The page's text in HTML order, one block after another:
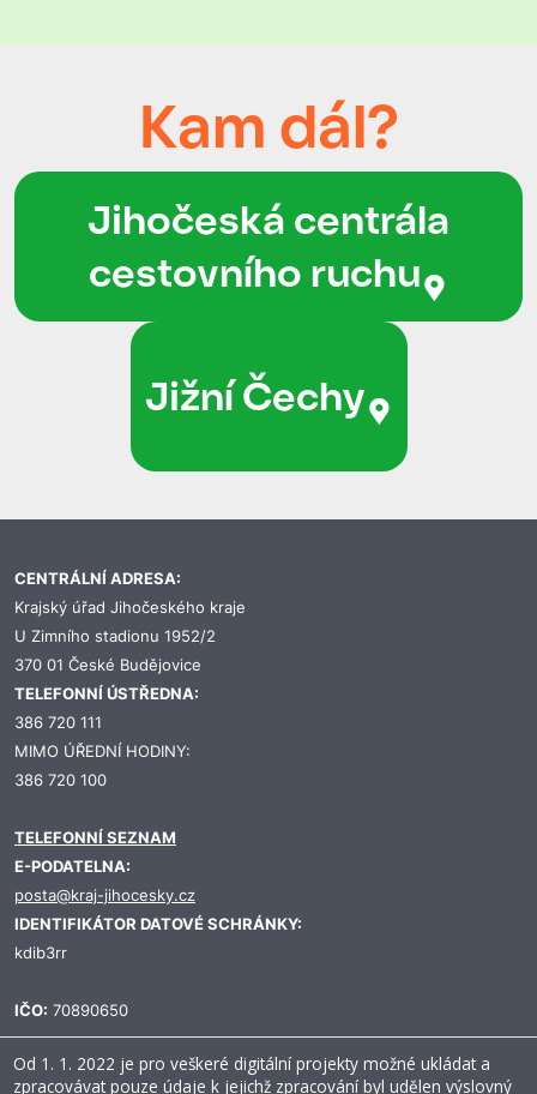
Kam dál?
Jihočeská centrála
cestovního ruchu
Jižní Čechy
CENTRÁLNÍ ADRESA:
Krajský úřad Jihočeského kraje
U Zimního stadionu 1952/2
370 01 České Budějovice
TELEFONNÍ ÚSTŘEDNA:
386 720 111
MIMO ÚŘEDNÍ HODINY:
386 720 100
TELEFONNÍ SEZNAM
E-PODATELNA:
posta@kraj-jihocesky.cz
IDENTIFIKÁTOR DATOVÉ SCHRÁNKY:
kdib3rr
IČO: 70890650
Od 1. 1. 2022 je pro veškeré digitální projekty možné ukládat a
zpracovávat pouze údaje k jejichž zpracování byl udělen výslovný